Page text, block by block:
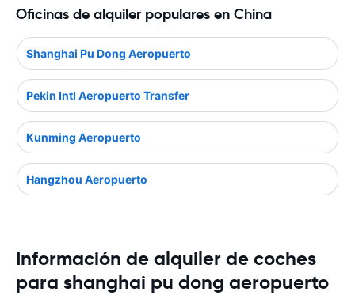
Oficinas de alquiler populares en China
Shanghai Pu Dong Aeropuerto
Pekin Intl Aeropuerto Transfer
Kunming Aeropuerto
Hangzhou Aeropuerto
Información de alquiler de coches
para shanghai pu dong aeropuerto